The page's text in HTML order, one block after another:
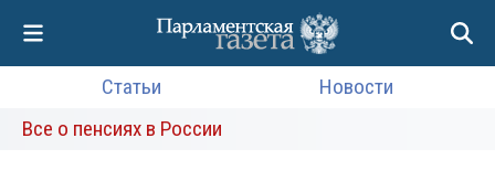
Статьи
Новости
Все о пенсиях в России